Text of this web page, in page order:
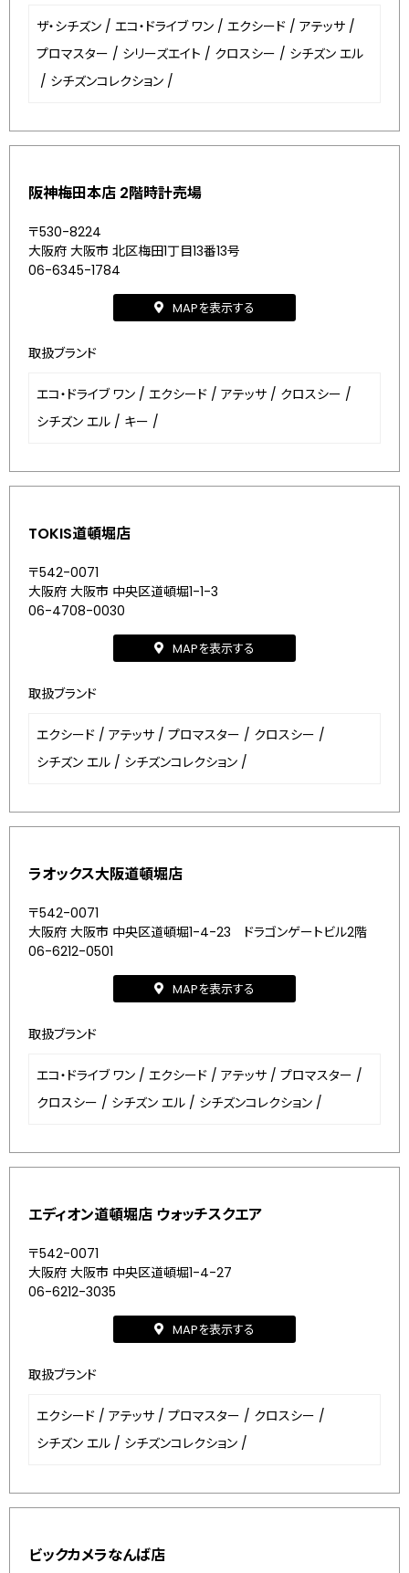
ザ・シチズン / エコ・ドライブ ワン / エクシード / アテッサ /
プロマスター / シリーズエイト / クロスシー / シチズン エル
/ シチズンコレクション /
阪神梅田本店 2階時計売場
〒530-8224
大阪府 大阪市 北区梅田1丁目13番13号
06-6345-1784
MAPを表示する
取扱ブランド
エコ・ドライブ ワン / エクシード / アテッサ / クロスシー /
シチズン エル / キー /
TOKIS道頓堀店
〒542-0071
大阪府 大阪市 中央区道頓堀1-1-3
06-4708-0030
MAPを表示する
取扱ブランド
エクシード / アテッサ / プロマスター / クロスシー /
シチズン エル / シチズンコレクション /
ラオックス大阪道頓堀店
〒542-0071
大阪府 大阪市 中央区道頓堀1-4-23 ドラゴンゲートビル2階
06-6212-0501
MAPを表示する
取扱ブランド
エコ・ドライブ ワン / エクシード / アテッサ / プロマスター /
クロスシー / シチズン エル / シチズンコレクション /
エディオン道頓堀店 ウォッチスクエア
〒542-0071
大阪府 大阪市 中央区道頓堀1-4-27
06-6212-3035
MAPを表示する
取扱ブランド
エクシード / アテッサ / プロマスター / クロスシー /
シチズン エル / シチズンコレクション /
ビックカメラなんば店